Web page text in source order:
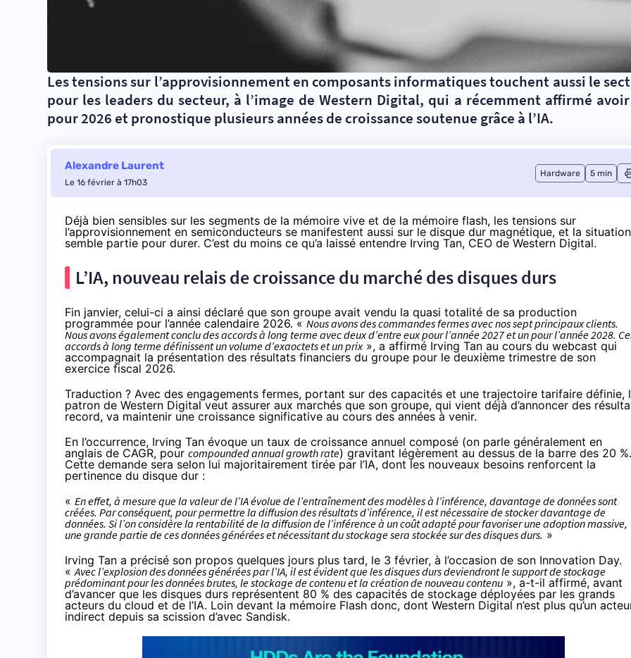
Les tensions sur l’approvisionnement en composants informatiques touchent aussi le
pour les leaders du secteur, à l’image de Western Digital, qui a récemment affirmé
pour 2026 et pronostique plusieurs années de croissance soutenue grâce à l’IA.
Alexandre Laurent
Le 16 février à 17h03
Hardware 5 min
Déjà bien sensibles sur les segments de la mémoire vive et de la mémoire flash, les tensions sur
l’approvisionnement en semiconducteurs se manifestent aussi sur le disque dur magnétique, et la situation
semble partie pour durer. C’est du moins ce qu’a laissé entendre Irving Tan, CEO de Western Digital.
L’IA, nouveau relais de croissance du marché des disques durs
Fin janvier, celui-ci a ainsi déclaré que son groupe avait vendu la quasi totalité de sa production
programmée pour l’année calendaire 2026. « Nous avons des commandes fermes avec nos sept principaux clients.
Nous avons également conclu des accords à long terme avec deux d’entre eux pour l’année 2027 et un pour l’année 2028.
accords à long terme définissent un volume d’exaoctets et un prix», a affirmé Irving Tan au cours du webcast qui
accompagnait la présentation des résultats financiers du groupe pour le deuxième trimestre de son
exercice fiscal 2026.
Traduction ? Avec des engagements fermes, portant sur des capacités et une trajectoire tarifaire définie,
patron de Western Digital veut assurer aux marchés que son groupe, qui vient déjà d’annoncer des
record, va maintenir une croissance significative au cours des années à venir.
En l’occurrence, Irving Tan évoque un taux de croissance annuel composé (on parle généralement en
anglais de CAGR, pour compounded annual growth rate) gravitant légèrement au dessus de la barre des 20 %.
Cette demande sera selon lui majoritairement tirée par l’IA, dont les nouveaux besoins renforcent la
pertinence du disque dur :
« En effet, à mesure que la valeur de l’IA évolue de l’entraînement des modèles à l’inférence, davantage de données sont
créées. Par conséquent, pour permettre la diffusion des résultats d’inférence, il est nécessaire de stocker davantage de
données. Si l’on considère la rentabilité de la diffusion de l’inférence à un coût adapté pour favoriser une adoption massive,
une grande partie de ces données générées et nécessitant du stockage sera stockée sur des disques durs. »
Irving Tan a précisé son propos quelques jours plus tard, le 3 février, à l’occasion de son Innovation Day.
«Avec l’explosion des données générées par l’IA, il est évident que les disques durs deviendront le support de stockage
prédominant pour les données brutes, le stockage de contenu et la création de nouveau contenu », a-t-il affirmé, avant
d’avancer que les disques durs représentent 80 % des capacités de stockage déployées par les grands
acteurs du cloud et de l’IA. Loin devant la mémoire Flash donc, dont Western Digital n’est plus qu’un
indirect depuis sa scission d’avec Sandisk.